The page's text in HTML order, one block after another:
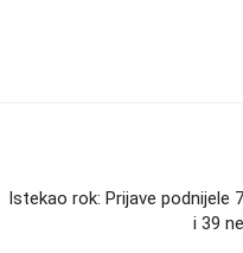
Istekao rok: Prijave podnijele
i 39